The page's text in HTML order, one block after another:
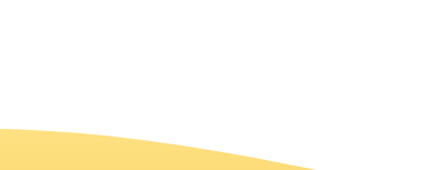
Karte vergrößern